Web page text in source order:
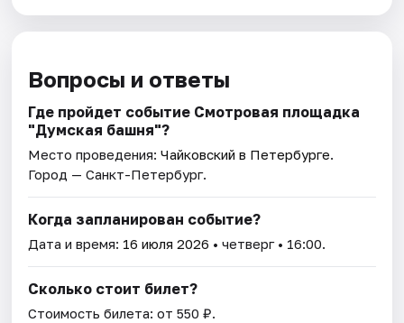
Вопросы и ответы
Где пройдет событие Смотровая площадка
"Думская башня"?
Место проведения:Чайковский в Петербурге.
Город — Санкт-Петербург.
Когда запланирован событие?
Дата и время: 16 июля 2026 • четверг • 16:00.
Сколько стоит билет?
Стоимость билета: от 550 ₽.